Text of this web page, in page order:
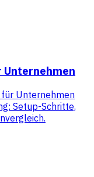
Unternehmen
Unternehmen
Setup-Schritte,